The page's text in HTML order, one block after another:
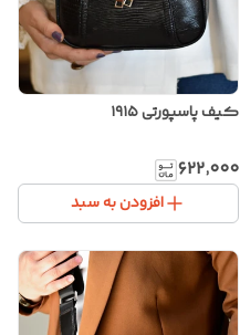
کیف پاسپورتی ۱۹۱۵
۶۲۲٬۰۰۰
افزودن به سبد